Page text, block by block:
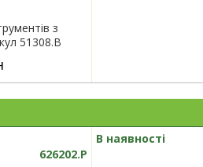
з
51308.B
626202.P
В наявності